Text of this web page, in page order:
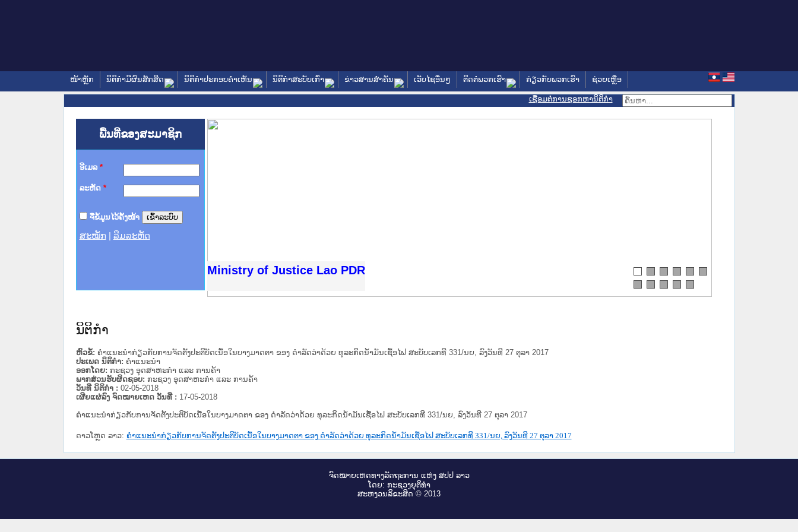
ໜ້າຫຼັກ ນິຕິກໍາມີຜົນສັກສິດ ນິຕິກໍາປະກອບຄໍາເຫັນ ນິຕິກໍາສະບັບເກົ່າ ຂ່າວສານສໍາຄັນ ເວັບໄຊອື່ນໆ ຕິດຕໍ່ພວກເຮົາ ກ່ຽວກັບພວກເຮົາ ຊ່ວຍເຫຼືອ
ເຊື່ອມຕໍ່ການຊອກຫານິຕິກຳ
ພື້ນທີ່ຂອງສະມາຊິກ
ອີເມລ *
ລະຫັດ *
ຈື່ຂໍ້ມູນໄວ້ຄັ້ງໜ້າ
ສະໝັກ ລືມລະຫັດ
Ministry of Justice Lao PDR
ານສະພາປະຊາຊົນ ພາກເໜືອ
ທາງລັດຖະການ
ສຳລັບ ພາກກາງ
ສຳລັບ ພາກໃຕ້
ວິທະຍາຄານຕຳຫຼວດປະຊາຊົນ
ວິທະຍາຄານສັນຕິບານປະຊາຊົນ
ຂັ້ນແຂວງພາກເໜືອ
ານສະພາປະຊາຊົນ ພາກກາງ
ນິຕິກໍາ
ຫົວຂໍ້: ຄຳແນະນຳກ່ຽວກັບການຈັດຕັ້ງປະຕິບັດເນື້ອໃນບາງມາດຕາ ຂອງ ດຳລັດວ່າດ້ວຍ ທຸລະກິດນ້ຳມັນເຊື້ອໄຟ ສະບັບເລກທີ 331/ນຍ, ລົງວັນທີ 27 ຕຸລາ 2017
ປະເພດ ນິຕິກໍາ: ຄໍາແນະນໍາ
ອອກໂດຍ: ກະຊວງ ອຸດສາຫະກຳ ແລະ ການຄ້າ
ພາກສ່ວນຮັບຜິດຊອບ: ກະຊວງ ອຸດສາຫະກຳ ແລະ ການຄ້າ
ວັນທີ່ ນິຕິກໍາ : 02-05-2018
ເຜີຍແຜ່ລົງ ຈົດໝາຍເຫດ ວັນທີ່ : 17-05-2018
ຄຳແນະນຳກ່ຽວກັບການຈັດຕັ້ງປະຕິບັດເນື້ອໃນບາງມາດຕາ ຂອງ ດຳລັດວ່າດ້ວຍ ທຸລະກິດນ້ຳມັນເຊື້ອໄຟ ສະບັບເລກທີ 331/ນຍ, ລົງວັນທີ 27 ຕຸລາ 2017
ດາວໂຫຼດ ລາວ: ຄຳແນະນຳກ່ຽວກັບການຈັດຕັ້ງປະຕິບັດເນື້ອໃນບາງມາດຕາ ຂອງ ດຳລັດວ່າດ້ວຍ ທຸລະກິດນ້ຳມັນເຊື້ອໄຟ ສະບັບເລກທີ 331/ນຍ, ລົງວັນທີ 27 ຕຸລາ 2017
ຈົດ​ໝາຍ​ເຫດ​ທາງ​ລັດ​ຖະ​ການ ແຫ່ງ ສ​ປ​ປ ລາວ
ໂດຍ: ກະ​ຊວງຍຸ​ຕິ​ທຳ
ສະ​ຫງວນ​ລິ​ຂະ​ສິດ © 2013